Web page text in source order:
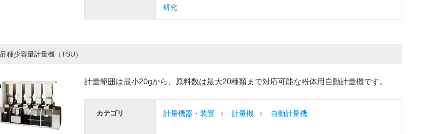
研究
種少容量計量機（TSU）
計量範囲は最小20gから、原料数は最大20種類まで対応可能な粉体用自動計量機です。
カテゴリ 計量機器・装置 計量機 自動計量機